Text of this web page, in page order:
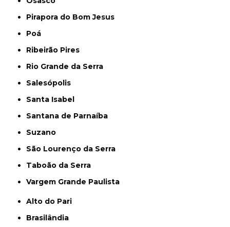
Pirapora do Bom Jesus
Poá
Ribeirão Pires
Rio Grande da Serra
Salesópolis
Santa Isabel
Santana de Parnaíba
Suzano
São Lourenço da Serra
Taboão da Serra
Vargem Grande Paulista
Alto do Pari
Brasilândia